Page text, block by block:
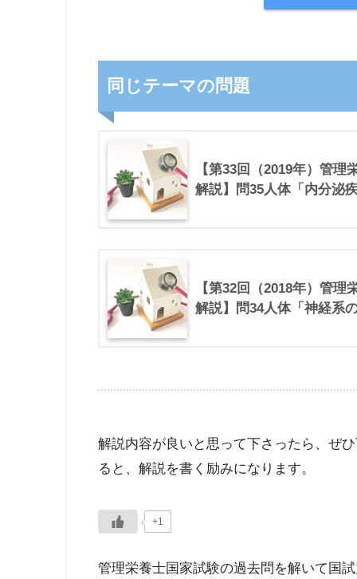
同じテーマの問題
【第33回（2019年）管
解説】問35人体「内分泌
【第32回（2018年）管
解説】問34人体「神経系
解説内容が良いと思って下さったら、ぜ
ると、解説を書く励みになります。
+1
管理栄養士国家試験の過去問を解いて国